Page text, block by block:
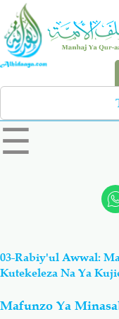
Skip
main
content
Search
left
sidebar
☰
Aqiydah
Shirki & Kufru
03-Rabiy'ul Awwal:
Kutekeleza Na Ya
Mafunzo Ya